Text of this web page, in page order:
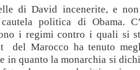
di David incenerite, e
politica di Obama.
i regimi contro i quali si
del Marocco ha tenuto
in quanto la monarchia si